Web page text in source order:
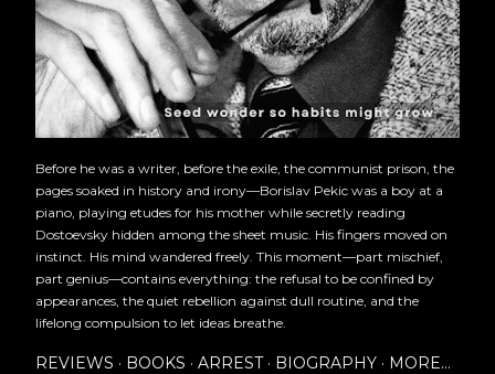
Before he was a writer, before the exile, the communist prison, the
pages soaked in history and irony—Borislav Pekic was a boy at a
piano, playing etudes for his mother while secretly reading
Dostoevsky hidden among the sheet music. His fingers moved on
instinct. His mind wandered freely. This moment—part mischief,
part genius—contains everything: the refusal to be confined by
appearances, the quiet rebellion against dull routine, and the
lifelong compulsion to let ideas breathe.
REVIEWS BOOKS ARREST BIOGRAPHY MORE…